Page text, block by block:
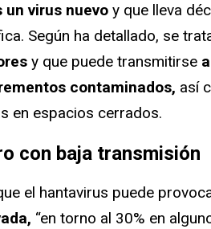
un virus nuevo y que lleva
Según ha detallado, se
y que puede transmitirse
contaminados, así
en espacios cerrados.
con baja transmisión
el hantavirus puede
“en torno al 30% en